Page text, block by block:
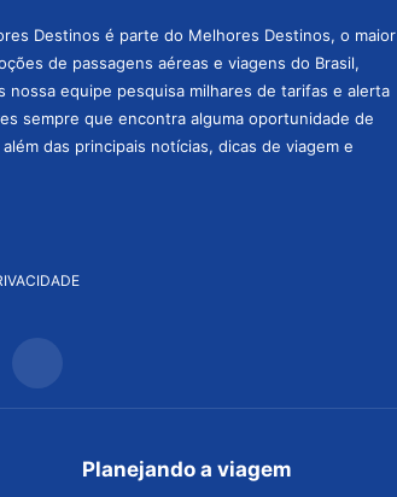
Destinos é parte do Melhores Destinos, o maior
de passagens aéreas e viagens do Brasil,
nossa equipe pesquisa milhares de tarifas e alerta
sempre que encontra alguma oportunidade de
das principais notícias, dicas de viagem e
Planejando a viagem